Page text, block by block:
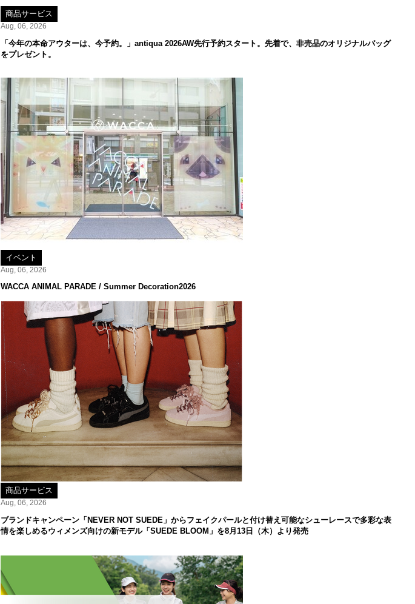
商品サービス
Aug, 06, 2026
「今年の本命アウターは、今予約。」antiqua 2026AW先行予約スタート。先着で、非売品のオリジナルバッグ
をプレゼント。
イベント
Aug, 06, 2026
WACCA ANIMAL PARADE / Summer Decoration2026
商品サービス
Aug, 06, 2026
ブランドキャンペーン「NEVER NOT SUEDE」からフェイクパールと付け替え可能なシューレースで多彩な表
情を楽しめるウィメンズ向けの新モデル「SUEDE BLOOM」を8月13日（木）より発売